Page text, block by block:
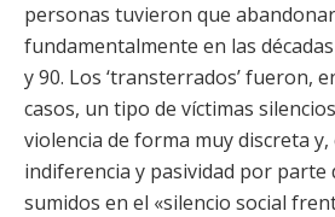
personas tuvieron que abandonar
fundamentalmente en las
y 90. Los ‘transterrados’ fueron,
casos, un tipo de víctimas
violencia de forma muy discreta y,
indiferencia y pasividad por parte
sumidos en el «silencio social